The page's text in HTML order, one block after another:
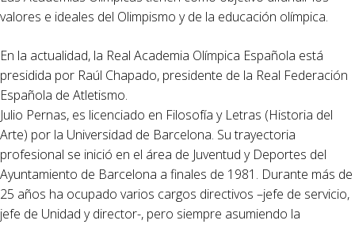
valores e ideales del Olimpismo y de la educación olímpica.
En la actualidad, la Real Academia Olímpica Española está
presidida por Raúl Chapado, presidente de la Real Federación
Española de Atletismo.
Julio Pernas, es licenciado en Filosofía y Letras (Historia del
Arte) por la Universidad de Barcelona. Su trayectoria
profesional se inició en el área de Juventud y Deportes del
Ayuntamiento de Barcelona a finales de 1981. Durante más de
25 años ha ocupado varios cargos directivos –jefe de servicio,
jefe de Unidad y director-, pero siempre asumiendo la